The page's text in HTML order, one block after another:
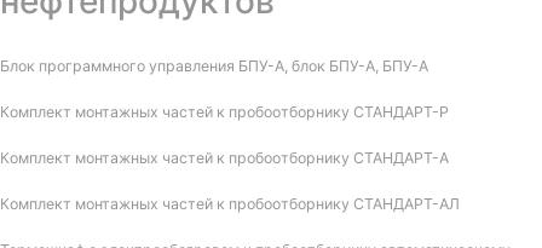
Блок программного управления БПУ-А, блок БПУ-А, БПУ-А
Комплект монтажных частей к пробоотборнику СТАНДАРТ-Р
Комплект монтажных частей к пробоотборнику СТАНДАРТ-А
Комплект монтажных частей к пробоотборнику СТАНДАРТ-АЛ